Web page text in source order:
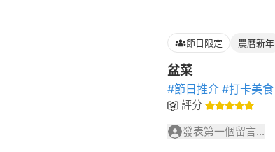
節日限定 農曆新年
盆菜
#節日推介 #打卡美食
評分
發表第一個留言...